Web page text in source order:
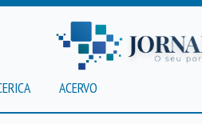
ACERVO